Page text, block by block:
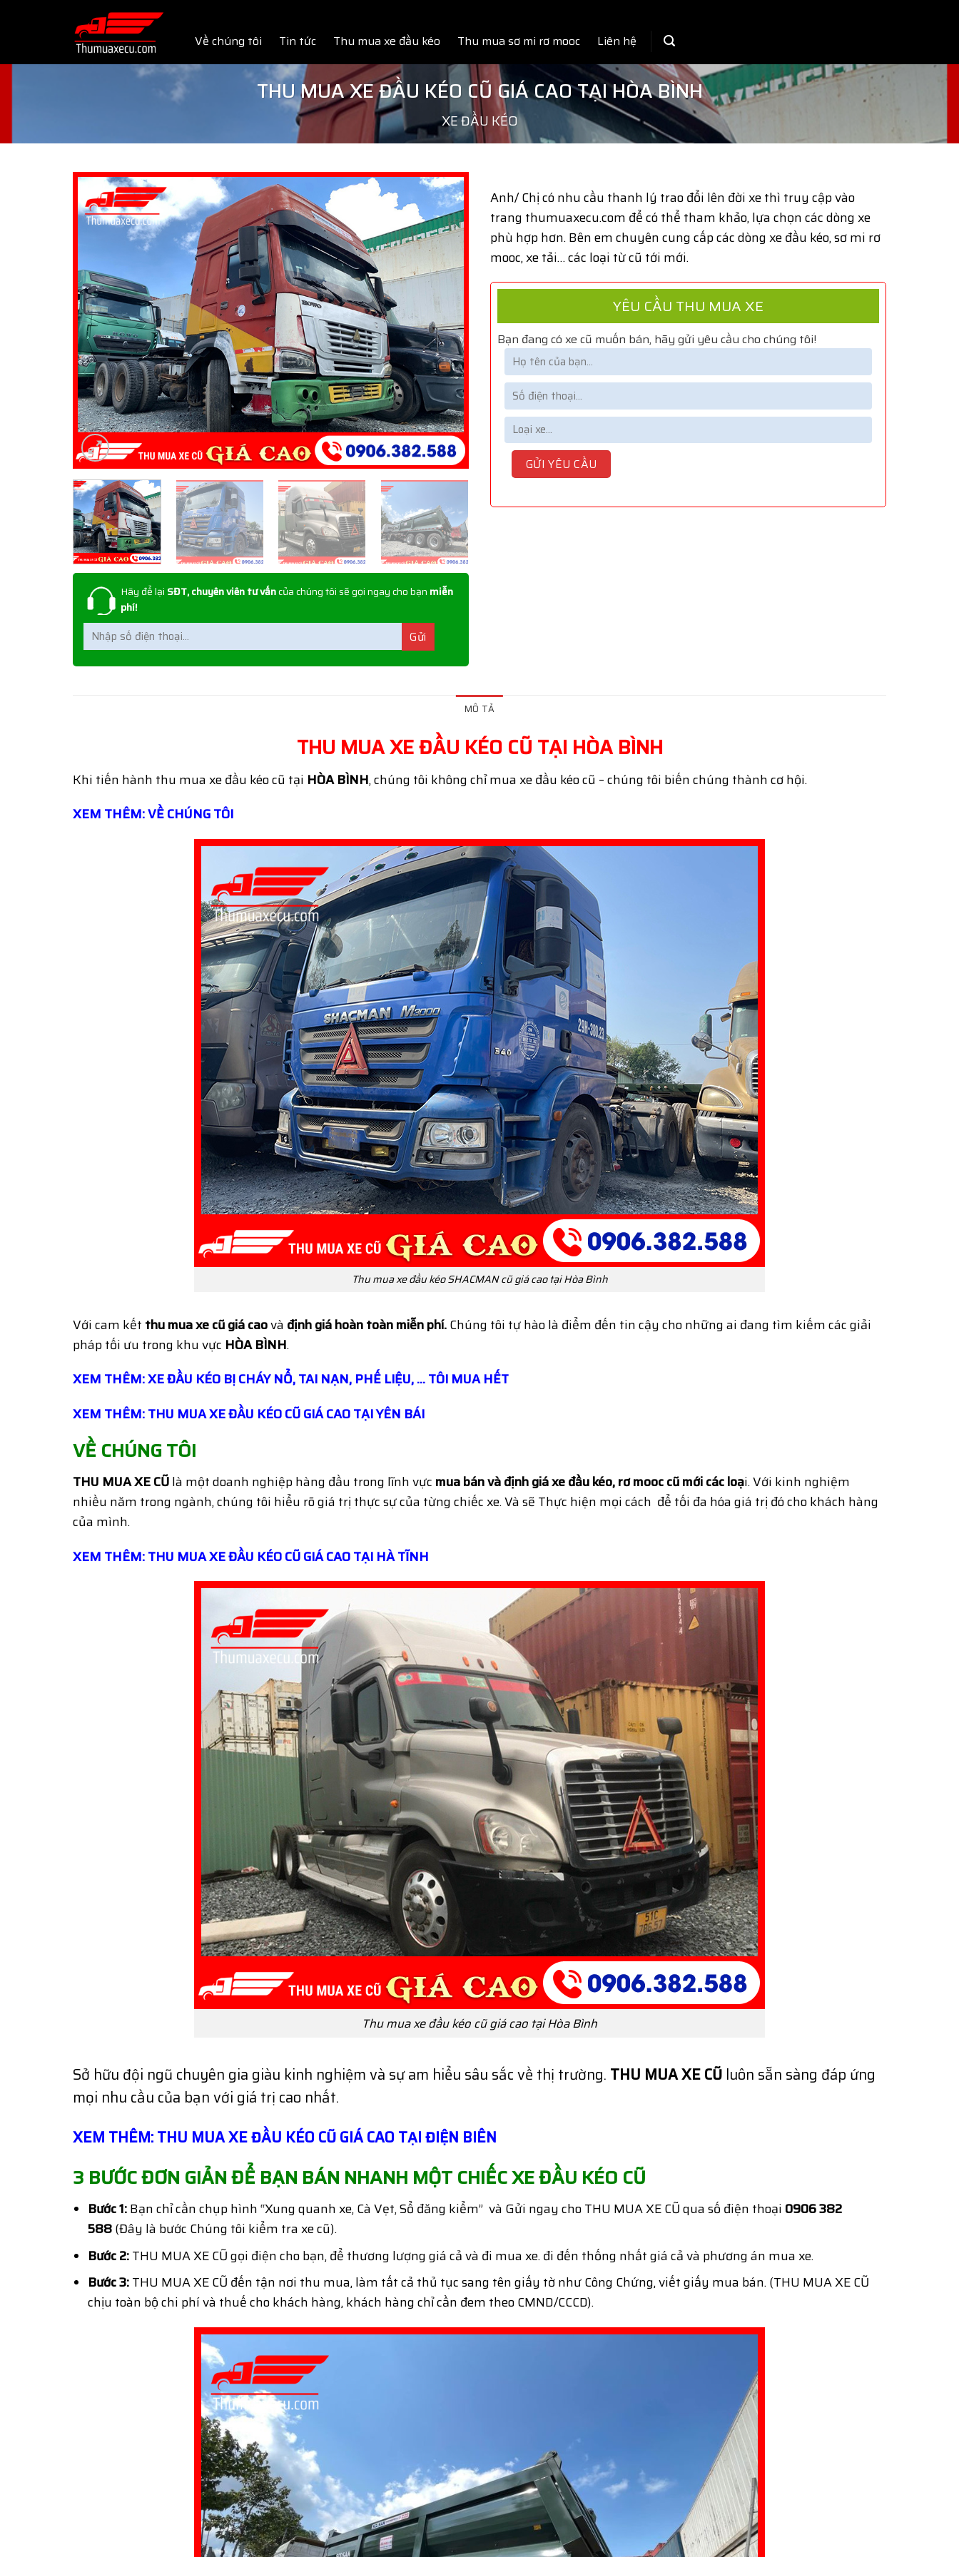
Về chúng tôi Tin tức Thu mua xe đầu kéo Thu mua sơ mi rơ mooc Liên hệ
THU MUA XE ĐẦU KÉO CŨ GIÁ CAO TẠI HÒA BÌNH
XE ĐẦU KÉO
Hãy để lại SĐT, chuyên viên tư vấncủa chúng tôi sẽ gọi ngay cho bạn miễn
phí!
Anh/ Chị có nhu cầu thanh lý trao đổi lên đời xe thì truy cập vào
trang thumuaxecu.com để có thể tham khảo, lựa chọn các dòng xe
phù hợp hơn. Bên em chuyên cung cấp các dòng xe đầu kéo, sơ mi rơ
mooc, xe tải… các loại từ cũ tới mới.
YÊU CẦU THU MUA XE
Bạn đang có xe cũ muốn bán, hãy gửi yêu cầu cho chúng tôi!
MÔ TẢ
THU MUA XE ĐẦU KÉO CŨ TẠI HÒA BÌNH
Khi tiến hành thu mua xe đầu kéo cũ tại HÒA BÌNH, chúng tôi không chỉ mua xe đầu kéo cũ – chúng tôi biến chúng thành cơ hội.
XEM THÊM: VỀ CHÚNG TÔI
Thu mua xe đầu kéo SHACMAN cũ giá cao tại Hòa Bình
Với cam kết thu mua xe cũ giá caovà định giá hoàn toàn miễn phí.Chúng tôi tự hào là điểm đến tin cậy cho những ai đang tìm kiếm các giải
pháp tối ưu trong khu vực HÒA BÌNH.
XEM THÊM: XE ĐẦU KÉO BỊ CHÁY NỔ, TAI NẠN, PHẾ LIỆU, … TÔI MUA HẾT
XEM THÊM: THU MUA XE ĐẦU KÉO CŨ GIÁ CAO TẠI YÊN BÁI
VỀ CHÚNG TÔI
THU MUA XE CŨlà một doanh nghiệp hàng đầu trong lĩnh vực mua bán và định giáxe đầu kéo, rơ mooc cũ mới các loại. Với kinh nghiệm
nhiều năm trong ngành, chúng tôi hiểu rõ giá trị thực sự của từng chiếc xe. Và sẽ Thực hiện mọi cách để tối đa hóa giá trị đó cho khách hàng
của mình.
XEM THÊM: THU MUA XE ĐẦU KÉO CŨ GIÁ CAO TẠI HÀ TĨNH
Thu mua xe đầu kéo cũ giá cao tại Hòa Bình
Sở hữu đội ngũ chuyên gia giàu kinh nghiệm và sự am hiểu sâu sắc về thị trường. THU MUA XE CŨ luôn sẵn sàng đáp ứng
mọi nhu cầu của bạn với giá trị cao nhất.
XEM THÊM: THU MUA XE ĐẦU KÉO CŨ GIÁ CAO TẠI ĐIỆN BIÊN
3 BƯỚC ĐƠN GIẢN ĐỂ BẠN BÁN NHANH MỘT CHIẾC XE ĐẦU KÉO CŨ
Bước 1:Bạn chỉ cần chụp hình “Xung quanh xe, Cà Vẹt, Sổ đăng kiểm” và Gửi ngay cho THU MUA XE CŨ qua số điện thoại 0906 382
588(Đây là bước Chúng tôi kiểm tra xe cũ).
Bước 2:THU MUA XE CŨ gọi điện cho bạn, để thương lượng giá cả và đi mua xe. đi đến thống nhất giá cả và phương án mua xe.
Bước 3:THU MUA XE CŨ đến tận nơi thu mua, làm tất cả thủ tục sang tên giấy tờ như Công Chứng, viết giấy mua bán. (THU MUA XE CŨ
chịu toàn bộ chi phí và thuế cho khách hàng, khách hàng chỉ cần đem theo CMND/CCCD).